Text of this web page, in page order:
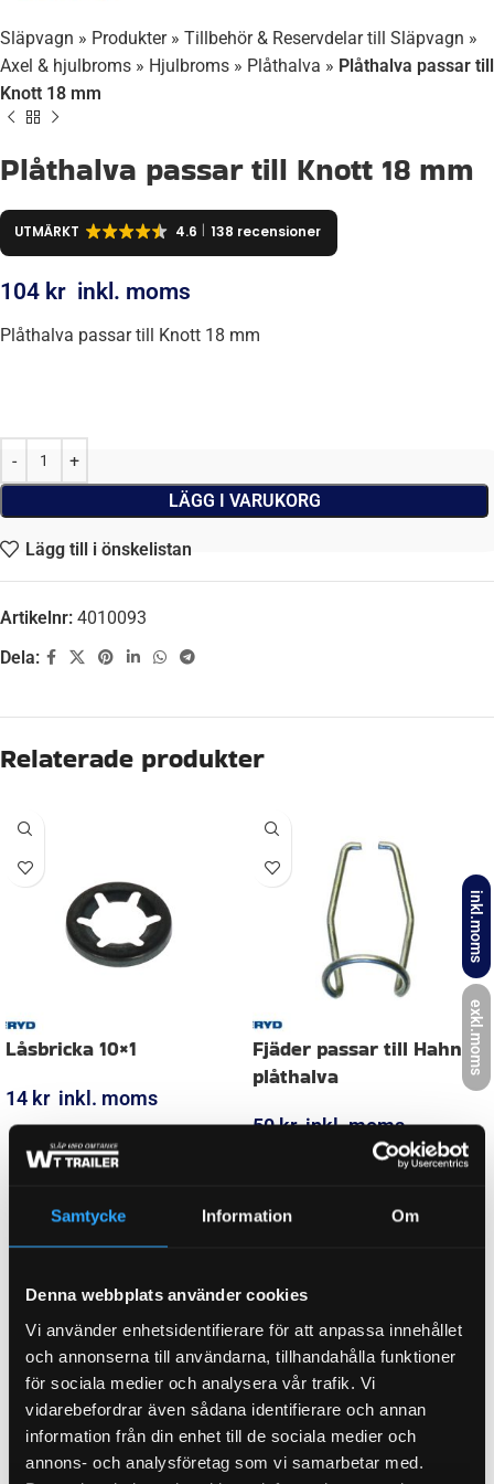
Samtycke Information Om
Denna webbplats använder cookies
Vi använder enhetsidentifierare för att anpassa innehållet
och annonserna till användarna, tillhandahålla funktioner
för sociala medier och analysera vår trafik. Vi
vidarebefordrar även sådana identifierare och annan
information från din enhet till de sociala medier och
annons- och analysföretag som vi samarbetar med.
inkl.moms
exkl.moms
Släpvagn » Produkter» Tillbehör & Reservdelar till Släpvagn »
Axel & hjulbroms » Hjulbroms » Plåthalva » Plåthalva passar till
Knott 18 mm
Plåthalva passar till Knott 18 mm
UTMÄRKT 4.6 138 recensioner
104 kr inkl. moms
Plåthalva passar till Knott 18 mm
LÄGG I VARUKORG
Lägg till i önskelistan
Artikelnr: 4010093
Dela:
Beskrivning
BROMS-
16-1365, 16-1369/1, 20-2425/1, 20-2426/1, 20-
963, 20-963/1, 20-964, 20-964/1, 20-964u, 20-
966/1, 20,32-1647, 202425/1 Ifor, 25-2025, 25-
2025/1, 25-2026, 252025/1 Ifor, 361-185-81,
361-311-83, 5177/77, 520, 5243/78, 5322/79, RB
520, S 1635-6, S 1635-6 RASK, S 2003-5, S 2003-
5 rask, S 2005-5, S 2005-5 rask, S 2504-5, S
2504-5 RASK, Schlegl 520, T007PS, T015PS,
T016PS, T018PS, T019PS, T020PS, T021PS,
T024PS, T031PS, T032PS, T038PS, T039PS,
T050PS, T052PS, T057PS, T058PS, T059PS,
T060PS, T061PS, T071PS, T072PS, T073PS,
T092PS, T093PS, T094PS, T095PS, T096PS,
T097PS, T101PS, T102PS, T103PS, T104PS,
T115PS, T119PS, T120PS, T123PS, T124PS,
TSV186P, TSV191P, TSV203P, TSV211P,
TSV219P, TSV232P, VGB 10-M, VGB 15-MV-M,
VGB 18-MV, VGB 18-MVS, VGB 8-M, VGB-M, VGB-
MV, VGB13-M